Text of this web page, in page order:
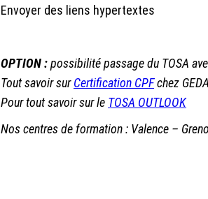
Envoyer des liens hypertextes
OPTION :possibilité passage du TOSA
Tout savoir surCertification CPFchez
Pour tout savoir sur le TOSA OUTLOOK
Nos centres de formation : Valence –